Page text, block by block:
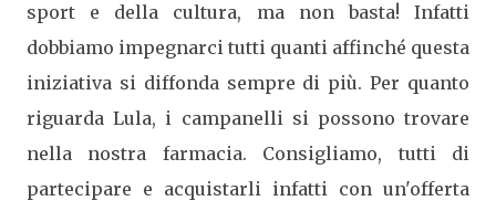
sport e della cultura, ma non basta! Infatti
dobbiamo impegnarci tutti quanti affinché questa
iniziativa si diffonda sempre di più. Per quanto
riguarda Lula, i campanelli si possono trovare
nella nostra farmacia. Consigliamo, tutti di
partecipare e acquistarli infatti con un'offerta